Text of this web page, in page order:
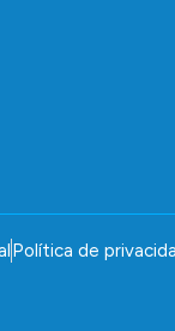
Política de